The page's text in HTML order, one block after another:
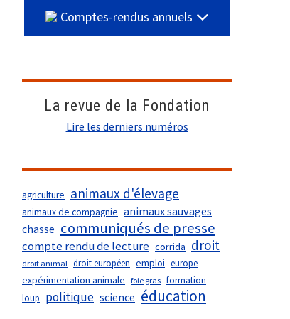
Comptes-rendus annuels
La revue de la Fondation
Lire les derniers numéros
agriculture animaux d'élevage
animaux de compagnie animaux sauvages
chasse communiqués de presse
compte rendu de lecture corrida droit
droit animal droit européen emploi europe
expérimentation animale foie gras formation
loup politique science éducation